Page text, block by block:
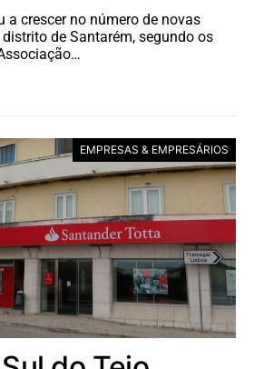
a crescer no número de novas
de Santarém, segundo os
EMPRESAS & EMPRESÁRIOS